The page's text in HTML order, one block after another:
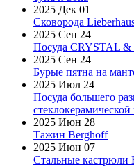
2025 Дек 01
Сковорода
2025 Сен 24
Посуда CRYSTAL &
2025 Сен 24
Бурые пятна на
2025 Июл 24
Посуда большего
2025 Июн 28
Тажин Berghoff
2025 Июн 07
Стальные кастрюли